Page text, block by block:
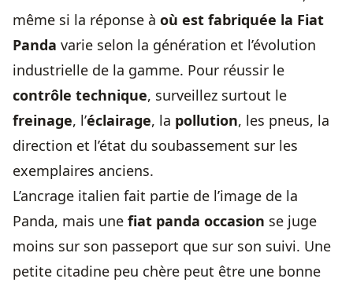
même si la réponse à où est fabriquée la Fiat
Panda varie selon la génération et l’évolution
industrielle de la gamme. Pour réussir le
contrôle technique, surveillez surtout le
freinage, l’éclairage, la pollution, les pneus, la
direction et l’état du soubassement sur les
exemplaires anciens.
L’ancrage italien fait partie de l’image de la
Panda, mais une fiat panda occasion se juge
moins sur son passeport que sur son suivi. Une
petite citadine peu chère peut être une bonne